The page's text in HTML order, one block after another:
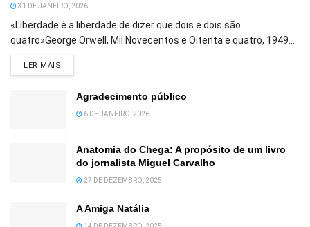
31 DE JANEIRO, 2026
«Liberdade é a liberdade de dizer que dois e dois são
quatro»George Orwell, Mil Novecentos e Oitenta e quatro, 1949...
LER MAIS
Agradecimento público
6 DE JANEIRO, 2026
Anatomia do Chega: A propósito de um livro
do jornalista Miguel Carvalho
27 DE DEZEMBRO, 2025
A Amiga Natália